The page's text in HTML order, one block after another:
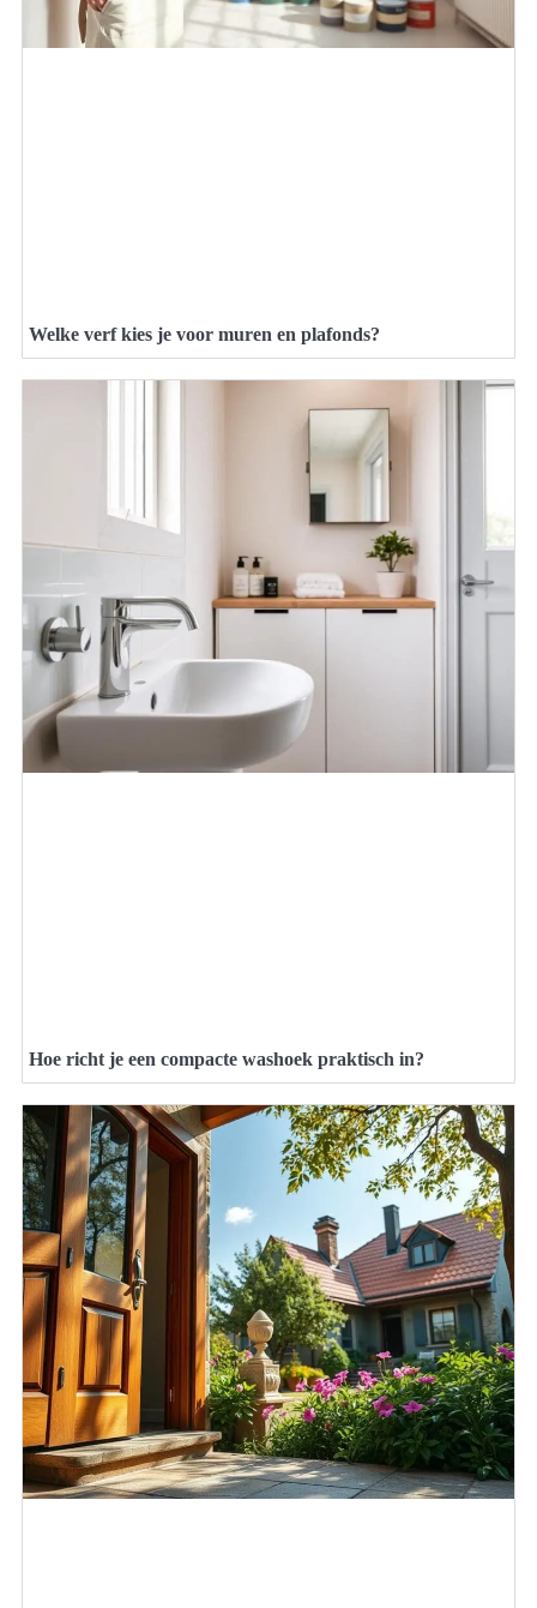
Welke verf kies je voor muren en plafonds?
Hoe richt je een compacte washoek praktisch in?